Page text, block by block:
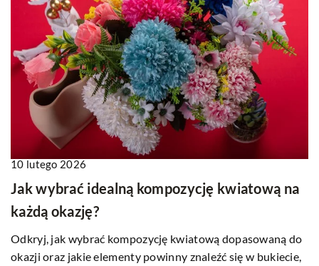
10 lutego 2026
Jak wybrać idealną kompozycję kwiatową na
każdą okazję?
Odkryj, jak wybrać kompozycję kwiatową dopasowaną do
okazji oraz jakie elementy powinny znaleźć się w bukiecie,